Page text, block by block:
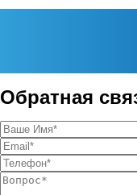
Обратная